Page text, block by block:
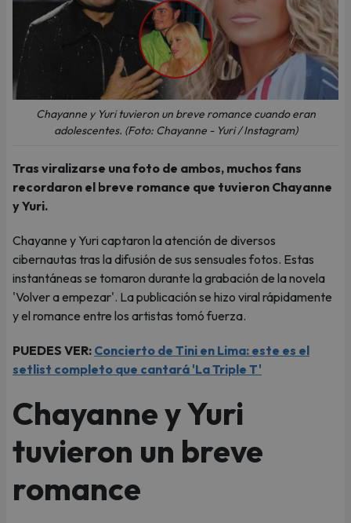
Chayanne y Yuri tuvieron un breve romance cuando eran
adolescentes. (Foto: Chayanne - Yuri / Instagram)
Tras viralizarse una foto de ambos, muchos fans
recordaron el breve romance que tuvieron Chayanne
y Yuri.
Chayanne y Yuri captaron la atención de diversos
cibernautas tras la difusión de sus sensuales fotos. Estas
instantáneas se tomaron durante la grabación de la novela
'Volver a empezar'. La publicación se hizo viral rápidamente
y el romance entre los artistas tomó fuerza.
PUEDES VER: Concierto de Tini en Lima: este es el
setlist completo que cantará 'La Triple T'
Chayanne y Yuri
tuvieron un breve
romance